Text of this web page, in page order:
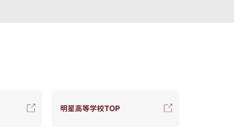
明星高等学校TOP